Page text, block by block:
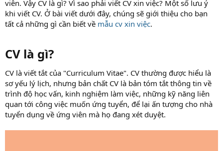
viên. Vậy CV là gì? Vì sao phải viết CV xin việc? Một số lưu ý
khi viết CV. Ở bài viết dưới đây, chúng sẽ giới thiệu cho bạn
tất cả những gì cần biết về mẫu cv xin việc.
CV là gì?​
CV là viết tắt của "Curriculum Vitae". CV thường được hiểu là
sơ yếu lý lịch, nhưng bản chất CV là bản tóm tắt thông tin về
trình độ học vấn, kinh nghiệm làm việc, những kỹ năng liên
quan tới công việc muốn ứng tuyển, để lại ấn tượng cho nhà
tuyển dụng về ứng viên mà họ đang xét duyệt.